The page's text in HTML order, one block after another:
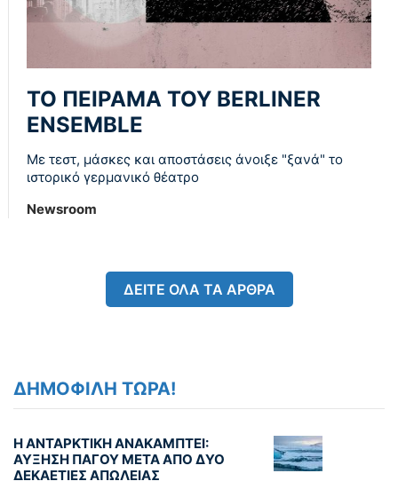
ΤΟ ΠΕΙΡΑΜΑ ΤΟΥ BERLINER
ENSEMBLE
Με τεστ, μάσκες και αποστάσεις άνοιξε "ξανά" το
ιστορικό γερμανικό θέατρο
Newsroom
ΔΕΙΤΕ ΟΛΑ ΤΑ ΑΡΘΡΑ
ΔΗΜΟΦΙΛΗ ΤΩΡΑ!
Η ΑΝΤΑΡΚΤΙΚΗ ΑΝΑΚΑΜΠΤΕΙ:
ΑΥΞΗΣΗ ΠΑΓΟΥ ΜΕΤΑ ΑΠΟ ΔΥΟ
ΔΕΚΑΕΤΙΕΣ ΑΠΩΛΕΙΑΣ